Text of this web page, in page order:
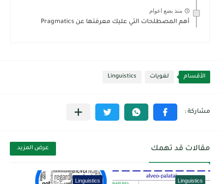
منذ بضع اعوام
أهم المصطلحات التي عليك معرفتها عن Pragmatics
الأقسام لغويات Linguistics
مقالات قد تهمك عرض المزيد
Linguistics
Linguistics